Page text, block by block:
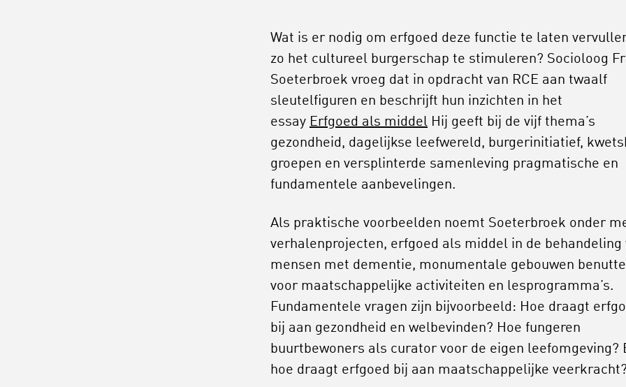
Wat is er nodig om erfgoed deze functie te laten
zo het cultureel burgerschap te stimuleren? Socioloog
Soeterbroek vroeg dat in opdracht van RCE aan twaalf
sleutelfiguren en beschrijft hun inzichten in het
essay Erfgoed als middel Hij geeft bij de vijf thema’s
gezondheid, dagelijkse leefwereld, burgerinitiatief,
groepen en versplinterde samenleving pragmatische en
fundamentele aanbevelingen.
Als praktische voorbeelden noemt Soeterbroek onder
verhalenprojecten, erfgoed als middel in de behandeling
mensen met dementie, monumentale gebouwen
voor maatschappelijke activiteiten en lesprogramma’s.
Fundamentele vragen zijn bijvoorbeeld: Hoe draagt
bij aan gezondheid en welbevinden? Hoe fungeren
buurtbewoners als curator voor de eigen leefomgeving?
hoe draagt erfgoed bij aan maatschappelijke veerkracht?